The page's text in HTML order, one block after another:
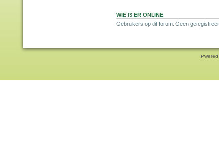
WIE IS ER ONLINE
Gebruikers op dit forum: Geen